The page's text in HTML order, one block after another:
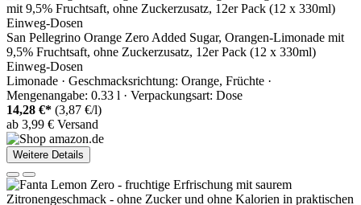
San Pellegrino Orange Zero Added Sugar, Orangen-Limonade mit
9,5% Fruchtsaft, ohne Zuckerzusatz, 12er Pack (12 x 330ml)
Einweg-Dosen
Limonade · Geschmacksrichtung: Orange, Früchte ·
Mengenangabe: 0.33 l · Verpackungsart: Dose
14,28 €* (3,87 €/l)
ab 3,99 € Versand
Weitere Details